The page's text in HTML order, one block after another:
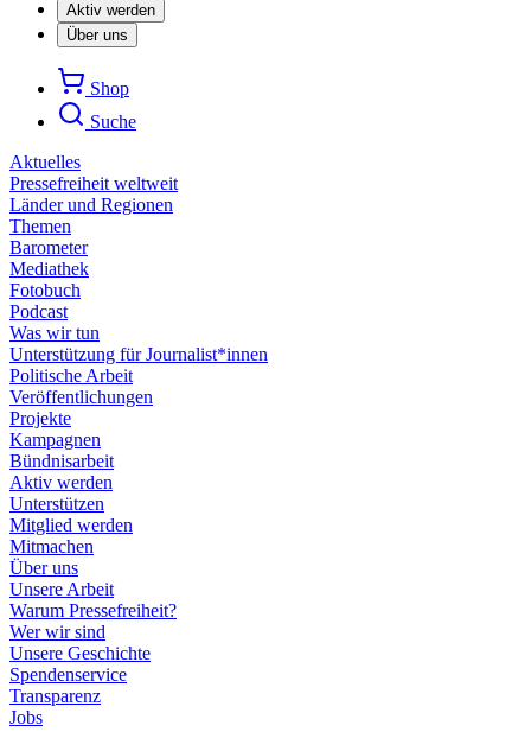
Aktiv werden
Über uns
Shop
Suche
Aktuelles
Pressefreiheit weltweit
Länder und Regionen
Themen
Barometer
Mediathek
Fotobuch
Podcast
Was wir tun
Unterstützung für Journalist*innen
Politische Arbeit
Veröffentlichungen
Projekte
Kampagnen
Bündnisarbeit
Aktiv werden
Unterstützen
Mitglied werden
Mitmachen
Über uns
Unsere Arbeit
Warum Pressefreiheit?
Wer wir sind
Unsere Geschichte
Spendenservice
Transparenz
Jobs